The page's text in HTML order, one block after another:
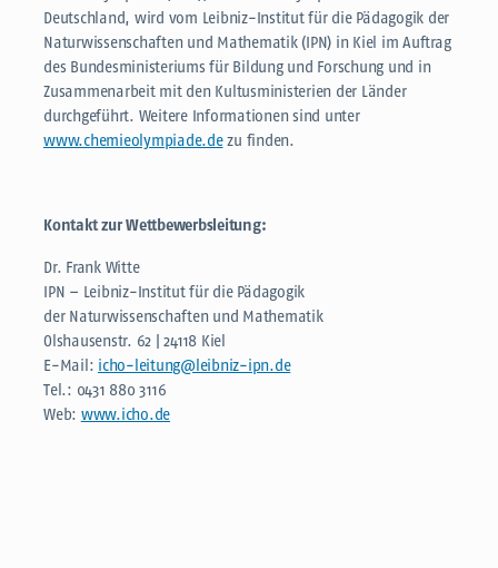
Deutschland, wird vom Leibniz-Institut für die Pädagogik der
Naturwissenschaften und Mathematik (IPN) in Kiel im Auftrag
des Bundesministeriums für Bildung und Forschung und in
Zusammenarbeit mit den Kultusministerien der Länder
durchgeführt. Weitere Informationen sind unter
www.chemieolympiade.dezu finden.
Kontakt zur Wettbewerbsleitung:
Dr. Frank Witte
IPN – Leibniz-Institut für die Pädagogik
der Naturwissenschaften und Mathematik
Olshausenstr. 62 | 24118 Kiel
E-Mail: icho-leitung@leibniz-ipn.de
Tel.: 0431 880 3116
Web: www.icho.de